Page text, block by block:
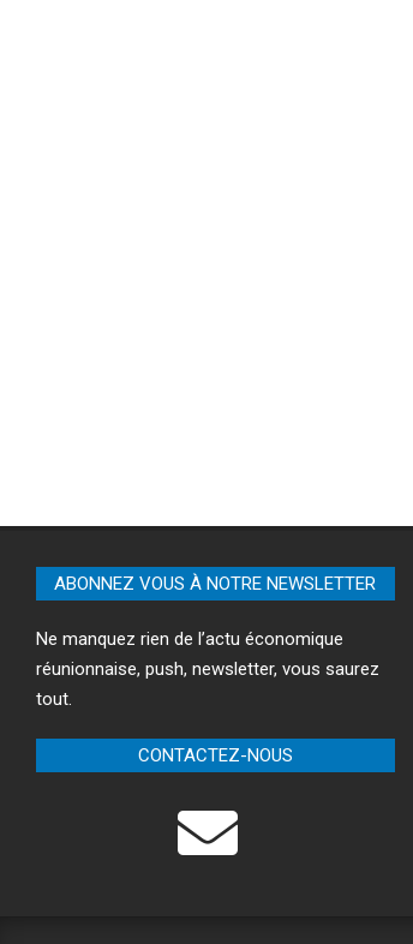
ABONNEZ VOUS À NOTRE NEWSLETTER
Ne manquez rien de l’actu économique
réunionnaise, push, newsletter, vous saurez
tout.
CONTACTEZ-NOUS